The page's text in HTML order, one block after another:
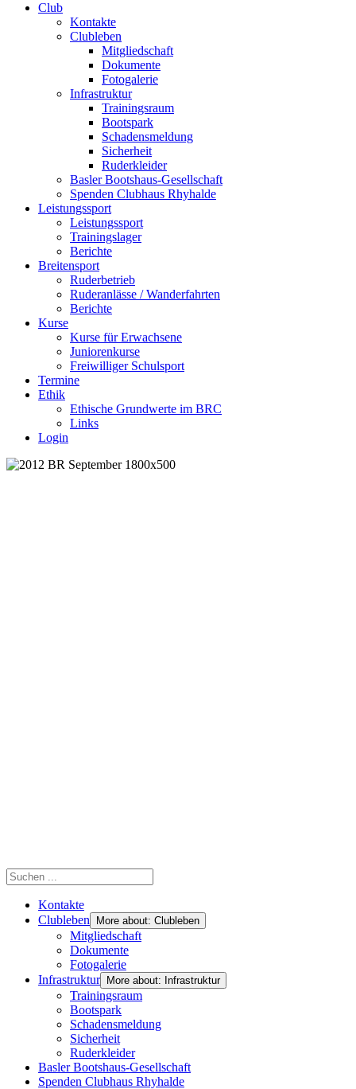
Club
Kontakte
Clubleben
Mitgliedschaft
Dokumente
Fotogalerie
Infrastruktur
Trainingsraum
Bootspark
Schadensmeldung
Sicherheit
Ruderkleider
Basler Bootshaus-Gesellschaft
Spenden Clubhaus Rhyhalde
Leistungssport
Leistungssport
Trainingslager
Berichte
Breitensport
Ruderbetrieb
Ruderanlässe / Wanderfahrten
Berichte
Kurse
Kurse für Erwachsene
Juniorenkurse
Freiwilliger Schulsport
Termine
Ethik
Ethische Grundwerte im BRC
Links
Login
Kontakte
Clubleben
More about: Clubleben
Mitgliedschaft
Dokumente
Fotogalerie
Infrastruktur
More about: Infrastruktur
Trainingsraum
Bootspark
Schadensmeldung
Sicherheit
Ruderkleider
Basler Bootshaus-Gesellschaft
Spenden Clubhaus Rhyhalde